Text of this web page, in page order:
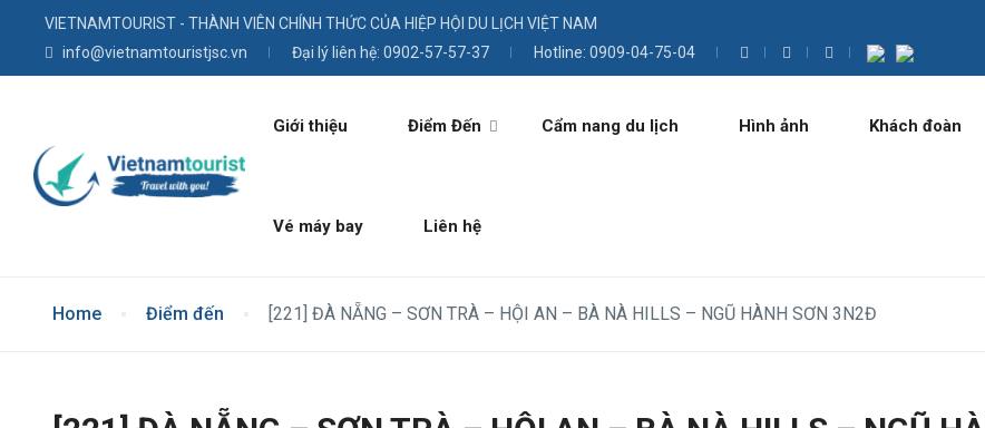
VIETNAMTOURIST - THÀNH VIÊN CHÍNH THỨC CỦA HIỆP HỘI DU LỊCH VIỆT NAM
info@vietnamtouristjsc.vn
Đại lý liên hệ: 0902-57-57-37 Hotline: 0909-04-75-04
Giới thiệu Điểm Đến Cẩm nang du lịch Hình ảnh Khách đoàn
Vé máy bay Liên hệ
Home Điểm đến [221] ĐÀ NẴNG – SƠN TRÀ – HỘI AN – BÀ NÀ HILLS – NGŨ HÀNH SƠN 3N2Đ